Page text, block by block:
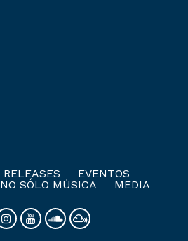
RELEASES
EVENTOS
NO SÓLO MÚSICA MEDIA